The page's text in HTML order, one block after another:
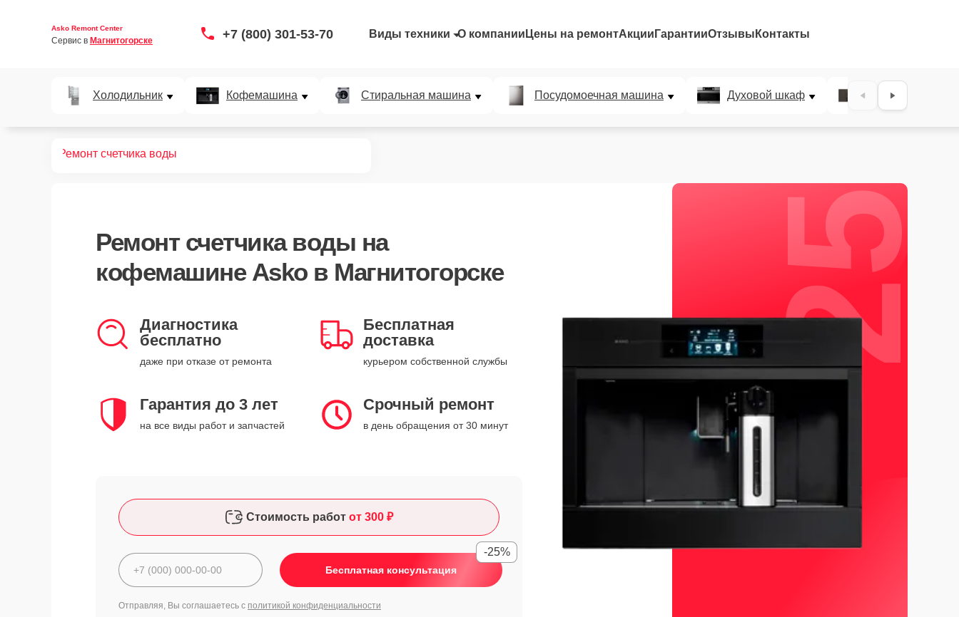
Asko Remont Center
Сервис в Магнитогорске +7 (800) 301-53-70 Виды техники О компании Цены на ремонтАкции ГарантииОтзывы Контакты
Холодильник Кофемашина Стиральная машина Посудомоечная машина Духовой шкаф Варочная
Ремонт счетчика воды
Ремонт счетчика воды на
кофемашине Asko в Магнитогорске
Диагностика
бесплатно
даже при отказе от ремонта
Бесплатная
доставка
курьером собственной службы
Гарантия до 3 лет
на все виды работ и запчастей
Срочный ремонт
в день обращения от 30 минут
Стоимость работ от 300 ₽
Бесплатная консультация
-25%
Отправляя, Вы соглашаетесь с политикой конфиденциальности
25%